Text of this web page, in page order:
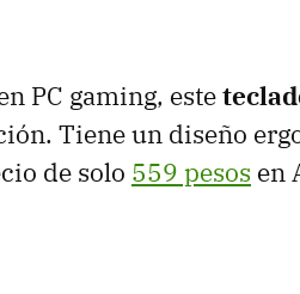
PC gaming, este
Tiene un diseño
de solo 559 pesos en